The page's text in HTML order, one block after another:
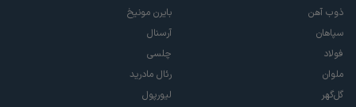
ذوب آهن
سپاهان
فولاد
ملوان
گل‌گهر
بایرن مونیخ
آرسنال
چلسی
رئال مادرید
لیورپول